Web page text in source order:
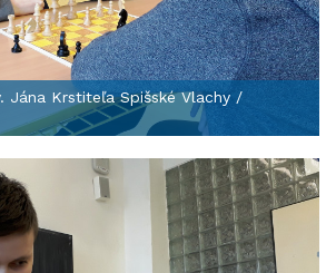
Jána Krstiteľa Spišské Vlachy /